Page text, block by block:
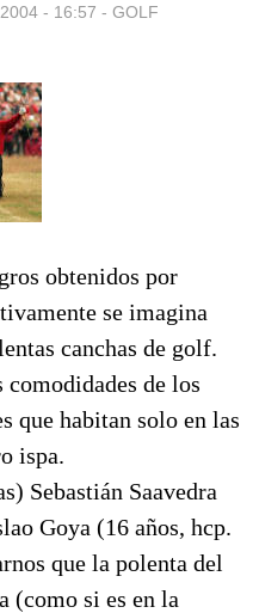
- 16:57 - GOLF
obtenidos por
se imagina
canchas de golf.
comodidades de los
que habitan solo en las
ispa.
Sebastián Saavedra
Goya (16 años, hcp.
que la polenta del
(como si es en la